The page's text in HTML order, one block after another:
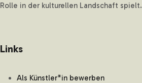
Rolle in der kulturellen Landschaft spielt.
Links
Als Künstler*in bewerben